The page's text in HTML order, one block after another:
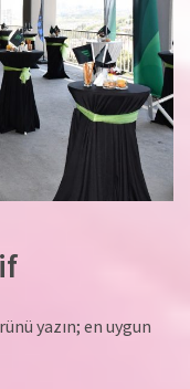
yazın; en uygun